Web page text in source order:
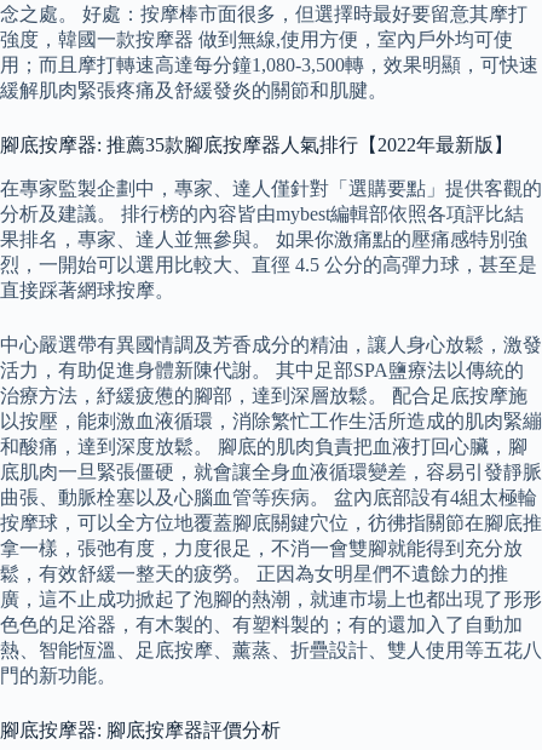
念之處。 好處：按摩棒市面很多，但選擇時最好要留意其摩打
強度，韓國一款按摩器 做到無線,使用方便，室內戶外均可使
用；而且摩打轉速高達每分鐘1,080-3,500轉，效果明顯，可快速
緩解肌肉緊張疼痛及舒緩發炎的關節和肌腱。
腳底按摩器: 推薦35款腳底按摩器人氣排行【2022年最新版】
在專家監製企劃中，專家、達人僅針對「選購要點」提供客觀的
分析及建議。 排行榜的內容皆由mybest編輯部依照各項評比結
果排名，專家、達人並無參與。 如果你激痛點的壓痛感特別強
烈，一開始可以選用比較大、直徑 4.5 公分的高彈力球，甚至是
直接踩著網球按摩。
中心嚴選帶有異國情調及芳香成分的精油，讓人身心放鬆，激發
活力，有助促進身體新陳代謝。 其中足部SPA鹽療法以傳統的
治療方法，紓緩疲憊的腳部，達到深層放鬆。 配合足底按摩施
以按壓，能刺激血液循環，消除繁忙工作生活所造成的肌肉緊繃
和酸痛，達到深度放鬆。 腳底的肌肉負責把血液打回心臟，腳
底肌肉一旦緊張僵硬，就會讓全身血液循環變差，容易引發靜脈
曲張、動脈栓塞以及心腦血管等疾病。 盆內底部設有4組太極輪
按摩球，可以全方位地覆蓋腳底關鍵穴位，彷彿指關節在腳底推
拿一樣，張弛有度，力度很足，不消一會雙腳就能得到充分放
鬆，有效舒緩一整天的疲勞。 正因為女明星們不遺餘力的推
廣，這不止成功掀起了泡腳的熱潮，就連市場上也都出現了形形
色色的足浴器，有木製的、有塑料製的；有的還加入了自動加
熱、智能恆溫、足底按摩、薰蒸、折疊設計、雙人使用等五花八
門的新功能。
腳底按摩器: 腳底按摩器評價分析